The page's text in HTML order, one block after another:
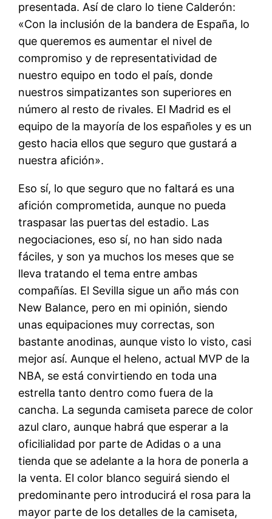
presentada. Así de claro lo tiene Calderón:
«Con la inclusión de la bandera de España, lo
que queremos es aumentar el nivel de
compromiso y de representatividad de
nuestro equipo en todo el país, donde
nuestros simpatizantes son superiores en
número al resto de rivales. El Madrid es el
equipo de la mayoría de los españoles y es un
gesto hacia ellos que seguro que gustará a
nuestra afición».
Eso sí, lo que seguro que no faltará es una
afición comprometida, aunque no pueda
traspasar las puertas del estadio. Las
negociaciones, eso sí, no han sido nada
fáciles, y son ya muchos los meses que se
lleva tratando el tema entre ambas
compañías. El Sevilla sigue un año más con
New Balance, pero en mi opinión, siendo
unas equipaciones muy correctas, son
bastante anodinas, aunque visto lo visto, casi
mejor así. Aunque el heleno, actual MVP de la
NBA, se está convirtiendo en toda una
estrella tanto dentro como fuera de la
cancha. La segunda camiseta parece de color
azul claro, aunque habrá que esperar a la
oficilialidad por parte de Adidas o a una
tienda que se adelante a la hora de ponerla a
la venta. El color blanco seguirá siendo el
predominante pero introducirá el rosa para la
mayor parte de los detalles de la camiseta,